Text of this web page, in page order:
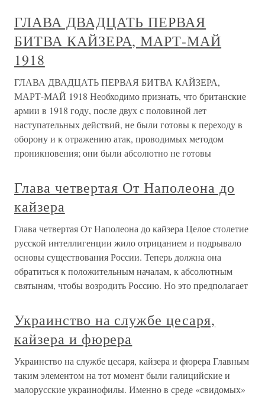
ГЛАВА ДВАДЦАТЬ ПЕРВАЯ
БИТВА КАЙЗЕРА, МАРТ-МАЙ
1918
ГЛАВА ДВАДЦАТЬ ПЕРВАЯ БИТВА КАЙЗЕРА,
МАРТ-МАЙ 1918 Необходимо признать, что британские
армии в 1918 году, после двух с половиной лет
наступательных действий, не были готовы к переходу в
оборону и к отражению атак, проводимых методом
проникновения; они были абсолютно не готовы
Глава четвертая От Наполеона до
кайзера
Глава четвертая От Наполеона до кайзера Целое столетие
русской интеллигенции жило отрицанием и подрывало
основы существования России. Теперь должна она
обратиться к положительным началам, к абсолютным
святыням, чтобы возродить Россию. Но это предполагает
Украинство на службе цесаря,
кайзера и фюрера
Украинство на службе цесаря, кайзера и фюрера Главным
таким элементом на тот момент были галицийские и
малорусские украинофилы. Именно в среде «свидомых»